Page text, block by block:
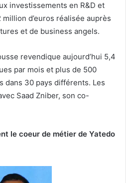
investissements en R&D et
d’euros réalisée auprès
et de business angels.
revendique aujourd’hui 5,4
par mois et plus de 500
dans 30 pays différents. Les
Saad Zniber, son co-
le coeur de métier de Yatedo